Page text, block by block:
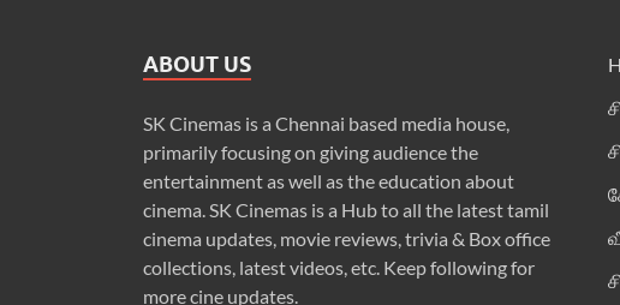
ABOUT US
SK Cinemas is a Chennai based media house,
primarily focusing on giving audience the
entertainment as well as the education about
cinema. SK Cinemas is a Hub to all the latest tamil
cinema updates, movie reviews, trivia & Box office
collections, latest videos, etc. Keep following for
more cine updates.